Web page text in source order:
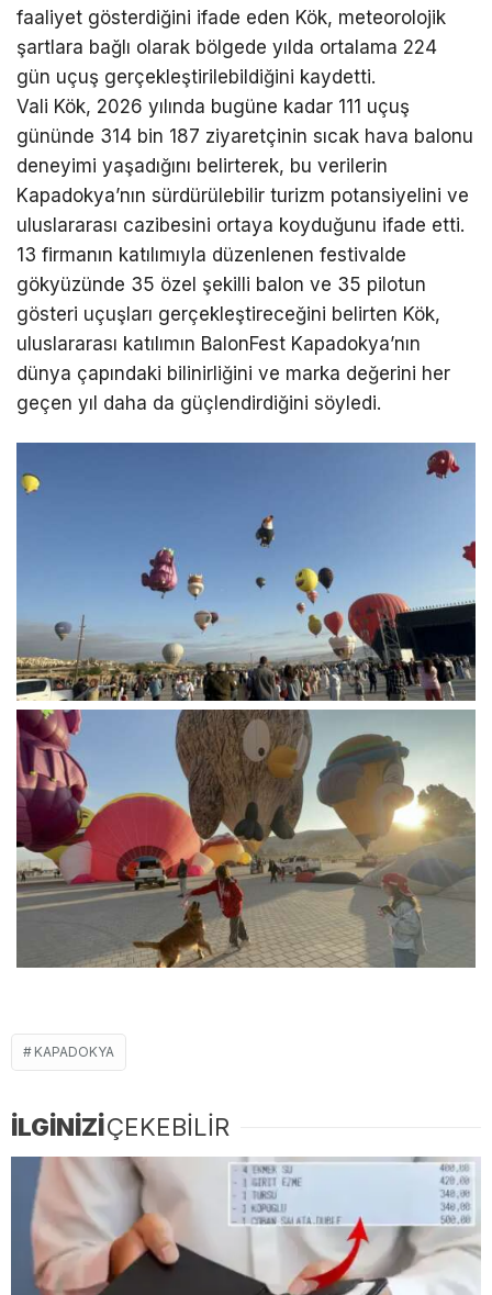
faaliyet gösterdiğini ifade eden Kök, meteorolojik
şartlara bağlı olarak bölgede yılda ortalama 224
gün uçuş gerçekleştirilebildiğini kaydetti.
Vali Kök, 2026 yılında bugüne kadar 111 uçuş
gününde 314 bin 187 ziyaretçinin sıcak hava balonu
deneyimi yaşadığını belirterek, bu verilerin
Kapadokya’nın sürdürülebilir turizm potansiyelini ve
uluslararası cazibesini ortaya koyduğunu ifade etti.
13 firmanın katılımıyla düzenlenen festivalde
gökyüzünde 35 özel şekilli balon ve 35 pilotun
gösteri uçuşları gerçekleştireceğini belirten Kök,
uluslararası katılımın BalonFest Kapadokya’nın
dünya çapındaki bilinirliğini ve marka değerini her
geçen yıl daha da güçlendirdiğini söyledi.
KAPADOKYA
İLGİNİZİÇEKEBİLİR